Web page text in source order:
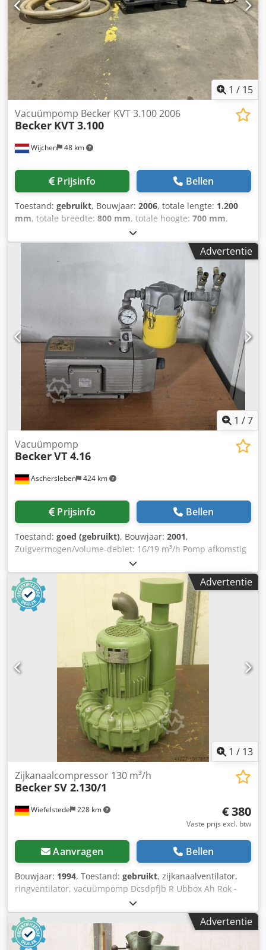
1 / 15
Wijchen 48 km
Vacuümpomp Becker KVT 3.100 2006
Becker KVT 3.100
Prijsinfo Bellen
Toestand: gebruikt, Bouwjaar: 2006, totale lengte: 1.200
mm, totale breedte: 800 mm, totale hoogte: 700 mm,
Kleur: Grijs Prijs: Op aanvraag - Bouwjaar: 2006 -
Documentatie aanwezig: Nee - CE certificaat aanwezig: Nee
- Serienummer: D2097712 - Transportafmetingen: 1200mm
x 800mm x 700mm (l x b x h) - Transportcolli [st.]: 1
Financiële informatie BTW: De getoonde prijs is exclusief
BTW Dcsdpfx Ahjywxpxo Rok BTW/marge: BTW
verrekenbaar voor ondernemers Levering en inruil altijd
mogelijk van alles in de industriële sectoren Yorick Diebels
Advertentie
1 /7
Aschersleben 424 km
Vacuümpomp
BeckerVT 4.16
Prijsinfo Bellen
Toestand: goed (gebruikt), Bouwjaar: 2001,
Zuigvermogen/volume-debiet: 16/19 m³/h Pomp afkomstig
van een Lisec A2RL (moleculaire vulinstallatie) Breedte: 570
mm Diepte: 250 mm Dcsdpfx Aezqd Evoh Rsk Hoogte: 510
mm Staat: goed, gebruikt
Advertentie
1 / 13
Wiefelstede 228 km
Zijkanaalcompressor 130 m³/h
BeckerSV 2.130/1
€ 380
Vaste prijs excl. btw
Aanvragen Bellen
Bouwjaar: 1994, Toestand: gebruikt, zijkanaalventilator,
ringventilator, vacuümpomp Dcsdpfjb R Ubbox Ah Rok -
Drive: 0,75 kW -Voedingssnelheid: 130 m³/u -Max.
Compressiedruk: 195 mbar -Snelheid: 2800 rpm -Aantal: 2x
pompen beschikbaar -Prijs: per stuk -Maten: 320/280/H420
mm -Gewicht: 16 kg/stuk
Advertentie